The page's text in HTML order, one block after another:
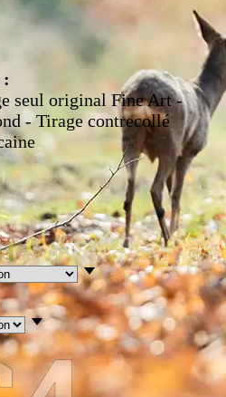
:
seul original Fine Art -
- Tirage contrecollé